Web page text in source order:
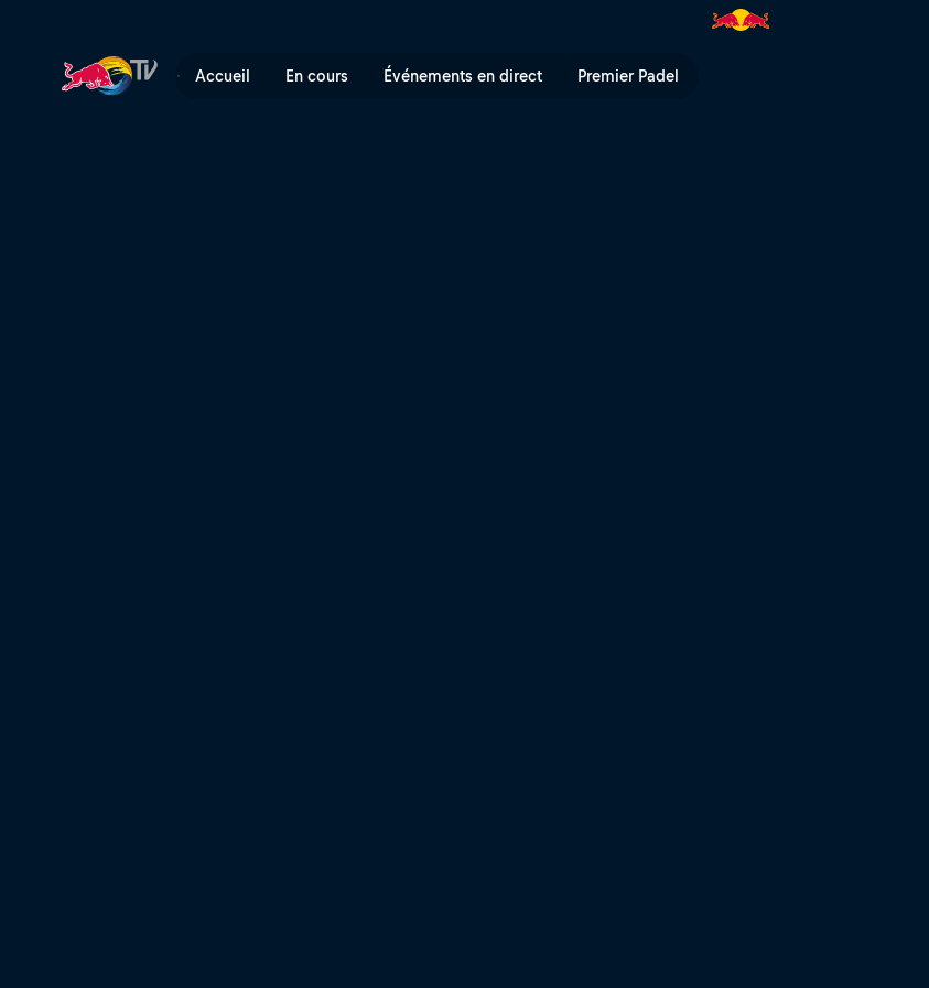
Accueil En cours Événements en direct Premier Padel